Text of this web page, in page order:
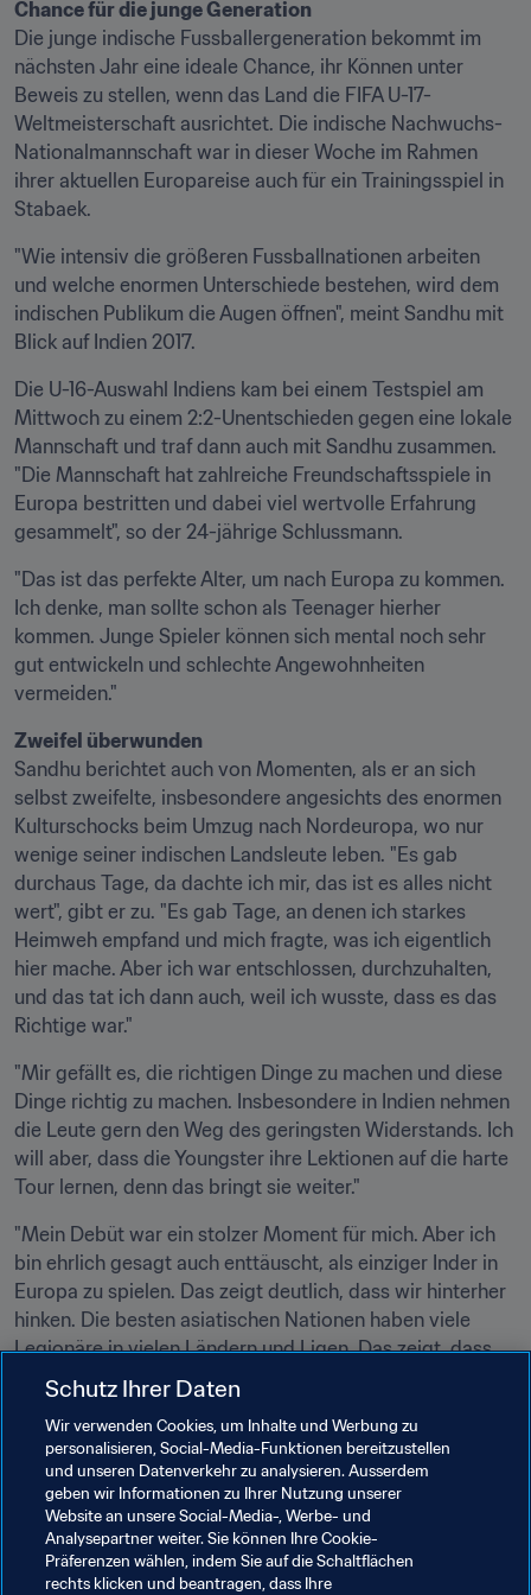
Die junge indische Fussballergeneration bekommt im
nächsten Jahr eine ideale Chance, ihr Können unter
Beweis zu stellen, wenn das Land die FIFA U-17-
Weltmeisterschaft ausrichtet. Die indische Nachwuchs-
Nationalmannschaft war in dieser Woche im Rahmen
ihrer aktuellen Europareise auch für ein Trainingsspiel in
Stabaek.
"Wie intensiv die größeren Fussballnationen arbeiten
und welche enormen Unterschiede bestehen, wird dem
indischen Publikum die Augen öffnen", meint Sandhu mit
Blick auf Indien 2017.
Die U-16-Auswahl Indiens kam bei einem Testspiel am
Mittwoch zu einem 2:2-Unentschieden gegen eine lokale
Mannschaft und traf dann auch mit Sandhu zusammen.
"Die Mannschaft hat zahlreiche Freundschaftsspiele in
Europa bestritten und dabei viel wertvolle Erfahrung
gesammelt", so der 24-jährige Schlussmann.
"Das ist das perfekte Alter, um nach Europa zu kommen.
Ich denke, man sollte schon als Teenager hierher
kommen. Junge Spieler können sich mental noch sehr
gut entwickeln und schlechte Angewohnheiten
vermeiden."
Zweifel überwunden
Sandhu berichtet auch von Momenten, als er an sich
selbst zweifelte, insbesondere angesichts des enormen
Kulturschocks beim Umzug nach Nordeuropa, wo nur
wenige seiner indischen Landsleute leben. "Es gab
durchaus Tage, da dachte ich mir, das ist es alles nicht
wert", gibt er zu. "Es gab Tage, an denen ich starkes
Heimweh empfand und mich fragte, was ich eigentlich
hier mache. Aber ich war entschlossen, durchzuhalten,
und das tat ich dann auch, weil ich wusste, dass es das
Richtige war."
"Mir gefällt es, die richtigen Dinge zu machen und diese
Dinge richtig zu machen. Insbesondere in Indien nehmen
die Leute gern den Weg des geringsten Widerstands. Ich
will aber, dass die Youngster ihre Lektionen auf die harte
Tour lernen, denn das bringt sie weiter."
"Mein Debüt war ein stolzer Moment für mich. Aber ich
bin ehrlich gesagt auch enttäuscht, als einziger Inder in
Europa zu spielen. Das zeigt deutlich, dass wir hinterher
hinken. Die besten asiatischen Nationen haben viele
Legionäre in vielen Ländern und Ligen. Das zeigt, dass
wir eine Menge Arbeit vor uns haben."
Sandhu hat die Latte für indische Spieler höher gelegt
und hofft, dass sein Beispiel gerade jetzt, in dieser
entscheidenden Zeit für den Fussball in Indien, neue
Ambitionen nährt. "Ich bin stolz auf meine Leistung, und
wenn ich damit zum Vorbild für junge Spieler werde,
dann bin ich glücklich."
Schutz Ihrer Daten
Wir verwenden Cookies, um Inhalte und Werbung zu
personalisieren, Social-Media-Funktionen bereitzustellen
und unseren Datenverkehr zu analysieren. Ausserdem
geben wir Informationen zu Ihrer Nutzung unserer
Website an unsere Social-Media-, Werbe- und
Analysepartner weiter. Sie können Ihre Cookie-
Präferenzen wählen, indem Sie auf die Schaltflächen
rechts klicken und beantragen, dass Ihre